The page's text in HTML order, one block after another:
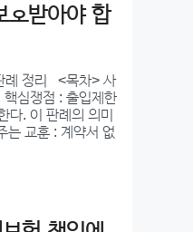
호받아야 합
례 정리 <목차> 사
심쟁점 : 출입제한
다. 이 판례의 의미
는 교훈 : 계약서 없